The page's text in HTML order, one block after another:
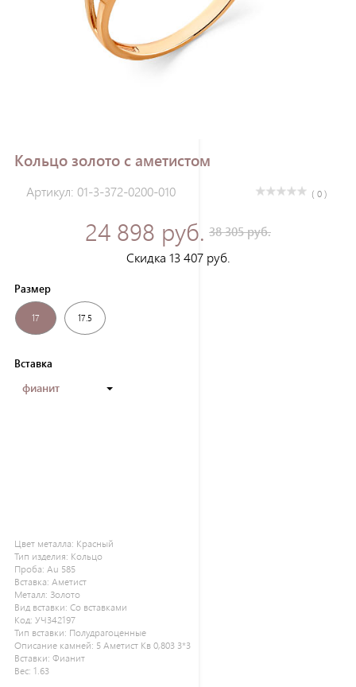
Кольцо золото с аметистом
Артикул: 01-3-372-0200-010 ( 0 )
24 898 руб. 38 305 руб.
Скидка 13 407 руб.
Размер
17 17.5
Вставка
фианит
Цвет металла: Красный
Тип изделия: Кольцо
Проба: Au 585
Вставка: Аметист
Металл: Золото
Вид вставки: Со вставками
Код: УЧ342197
Тип вставки: Полудрагоценные
Описание камней: 5 Аметист Кв 0,803 3*3
Вставки: Фианит
Вес: 1.63
Зарегистрироваться